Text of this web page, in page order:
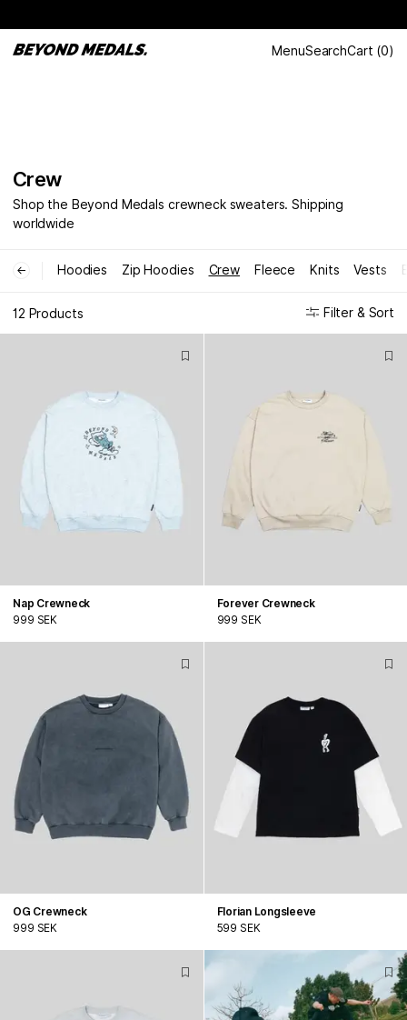
MenuSearchCart (0)
Crew
Shop the Beyond Medals crewneck sweaters. Shipping
worldwide
← Hoodies Zip Hoodies Crew Fleece Knits Vests
12 Products Filter & Sort
Nap Crewneck
999 SEK
Forever Crewneck
999 SEK
OG Crewneck
999 SEK
Florian Longsleeve
599 SEK